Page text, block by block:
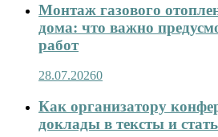
Монтаж газового
дома: что важно
работ
28.07.20260
Как организатору
доклады в тексты и